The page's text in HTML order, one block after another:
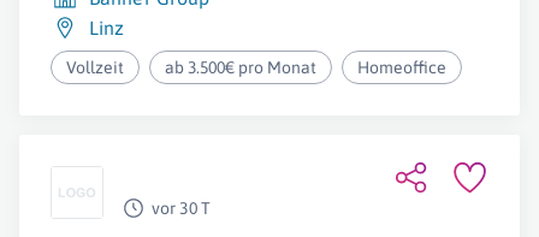
Linz
Vollzeit ab 3.500€ pro Monat Homeoffice
vor 30 T